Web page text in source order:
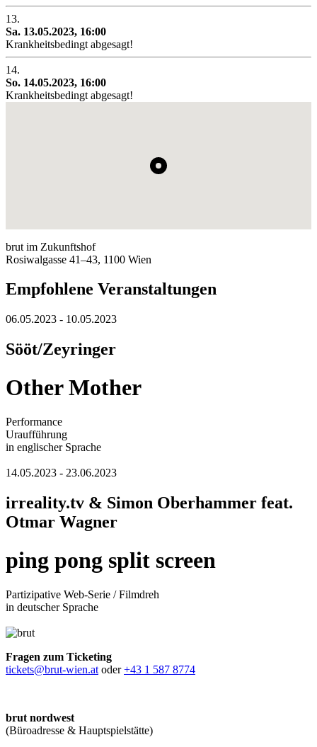
13.
Sa. 13.05.2023, 16:00
Krankheitsbedingt abgesagt!
14.
So. 14.05.2023, 16:00
Krankheitsbedingt abgesagt!
brut im Zukunftshof
Rosiwalgasse 41–43, 1100 Wien
Empfohlene Veranstaltungen
06.05.2023 - 10.05.2023
Sööt/Zeyringer
Other Mother
Performance
Uraufführung
in englischer Sprache
14.05.2023 - 23.06.2023
irreality.tv & Simon Oberhammer feat.
Otmar Wagner
ping pong split screen
Partizipative Web-Serie / Filmdreh
in deutscher Sprache
Fragen zum Ticketing
tickets@brut-wien.at oder+43 1 587 8774
brut nordwest
(Büroadresse & Hauptspielstätte)